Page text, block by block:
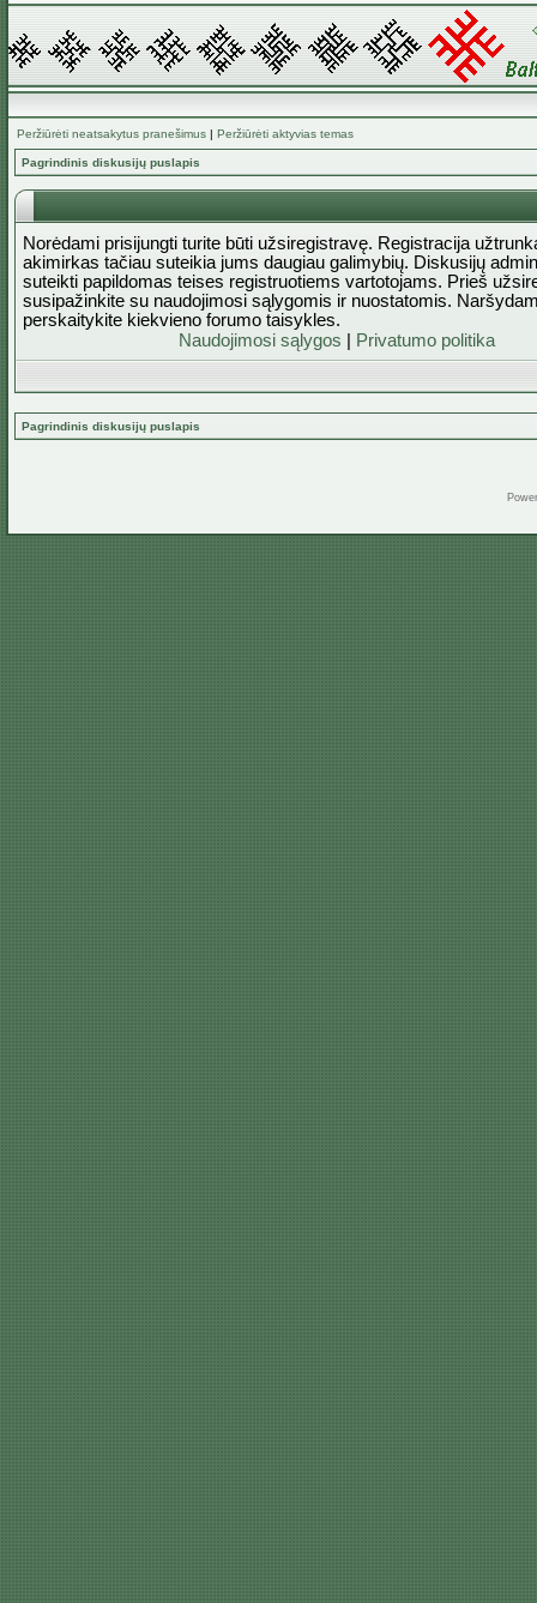
Peržiūrėti neatsakytus pranešimus | Peržiūrėti aktyvias temas
Pagrindinis diskusijų puslapis
Norėdami prisijungti turite būti užsiregistravę. Registracija
akimirkas tačiau suteikia jums daugiau galimybių. Diskusijų
suteikti papildomas teises registruotiems vartotojams. Prieš
susipažinkite su naudojimosi sąlygomis ir nuostatomis.
perskaitykite kiekvieno forumo taisykles.
Naudojimosi sąlygos
Privatumo politika
Pagrindinis diskusijų puslapis